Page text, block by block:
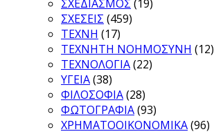
ΣΧΕΔΙΑΣΜΟΣ (19)
ΣΧΕΣΕΙΣ (459)
ΤΕΧΝΗ (17)
ΤΕΧΝΗΤΗ ΝΟΗΜΟΣΥΝΗ (12)
ΤΕΧΝΟΛΟΓΙΑ(22)
ΥΓΕΙΑ(38)
ΦΙΛΟΣΟΦΙΑ(28)
ΦΩΤΟΓΡΑΦΙΑ(93)
ΧΡΗΜΑΤΟΟΙΚΟΝΟΜΙΚΑ(96)